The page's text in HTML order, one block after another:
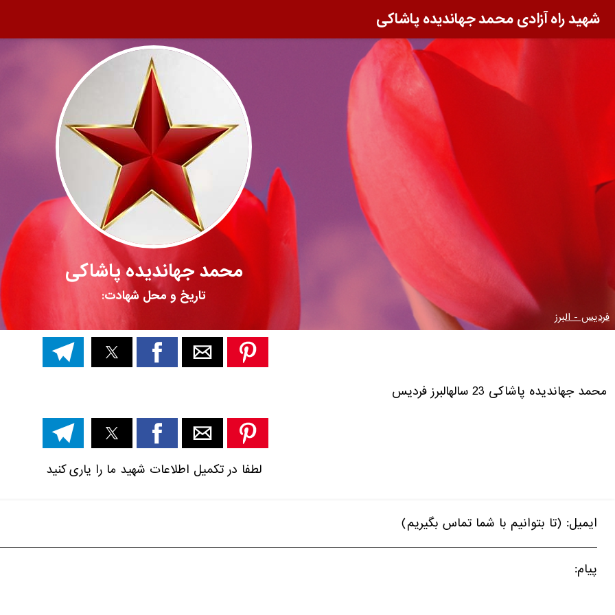
شهید راه آزادی محمد جهاندیده پاشاکی
محمد جهاندیده پاشاکی
تاریخ و محل شهادت:
فردیس - البرز
محمد جهاندیده پاشاکی 23 ساله البرز فردیس
لطفا در تکمیل اطلاعات شهید ما را یاری کنید
ایمیل: (تا بتوانیم با شما تماس بگیریم)
پیام: